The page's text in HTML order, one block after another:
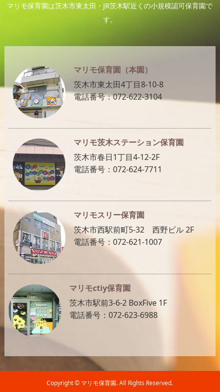
マリモ保育園は茨木市東太田・JR茨木駅近くの小規模認可保育園で
す。
マリモ保育園（本園）
茨木市東太田4丁目8-10-8
電話番号：072-622-3104
マリモ茨木ステーション保育園
茨木市春日1丁目4-12-2F
電話番号：072-624-7711
マリモスリー保育園
茨木市西駅前町5-32 西野ビル 2F
電話番号：072-621-1007
マリモctiy保育園
茨木市駅前3-6-2 BoxFive 1F
電話番号：072-623-6988
Copyright © マリモ保育園. All Rights Reserved.